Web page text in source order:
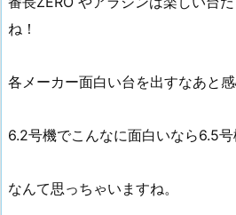
ね！
各メーカー面白い台を出すなあと感
6.2号機でこんなに面白いなら6.5号
なんて思っちゃいますね。